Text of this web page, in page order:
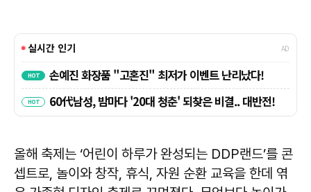
올해 축제는 ‘어린이 하루가 완성되는 DDP랜드’를 콘
셉트로, 놀이와 창작, 휴식, 자원 순환 교육을 한데 엮